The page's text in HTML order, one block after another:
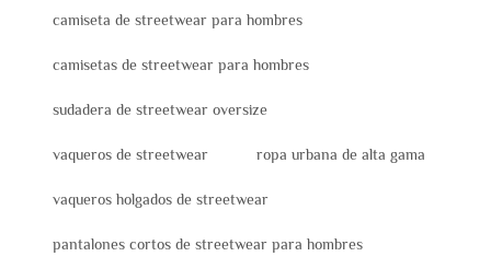
camiseta de streetwear para hombres
camisetas de streetwear para hombres
sudadera de streetwear oversize
vaqueros de streetwear ropa urbana de alta gama
vaqueros holgados de streetwear
pantalones cortos de streetwear para hombres